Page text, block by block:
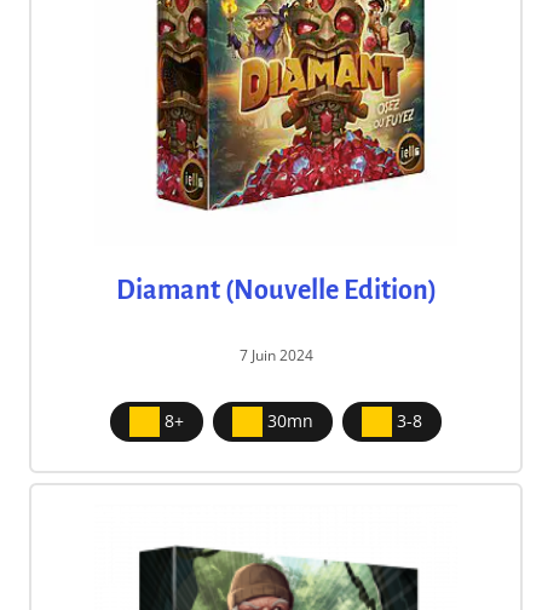
Diamant (Nouvelle Edition)
7 Juin 2024
8+ 30mn 3-8